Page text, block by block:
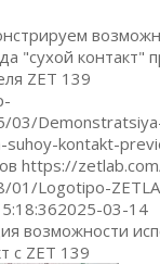
"сухой контакт"
ZET 139
03/
suhoy-kontakt-
https://
Logotipo-
2025-03-14
возможности
c ZET 139